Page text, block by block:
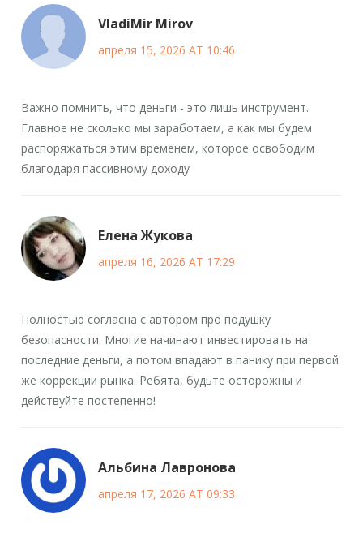
VladiMir Mirov
апреля 15, 2026 AT 10:46
Важно помнить, что деньги - это лишь инструмент.
Главное не сколько мы заработаем, а как мы будем
распоряжаться этим временем, которое освободим
благодаря пассивному доходу
Елена Жукова
апреля 16, 2026 AT 17:29
Полностью согласна с автором про подушку
безопасности. Многие начинают инвестировать на
последние деньги, а потом впадают в панику при первой
же коррекции рынка. Ребята, будьте осторожны и
действуйте постепенно!
Альбина Лавронова
апреля 17, 2026 AT 09:33